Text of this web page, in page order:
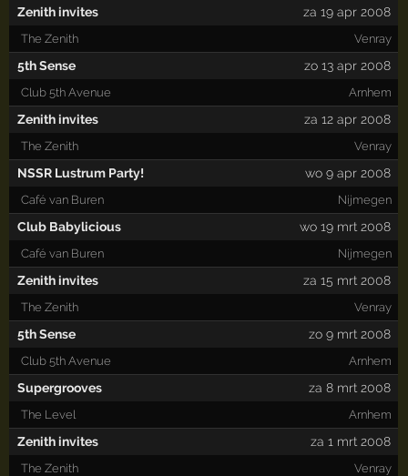
Zenith invites za 19 apr 2008
The Zenith Venray
5th Sense zo 13 apr 2008
Club 5th Avenue Arnhem
Zenith invites za 12 apr 2008
The Zenith Venray
NSSR Lustrum Party! wo 9 apr 2008
Café van Buren Nijmegen
Club Babylicious wo 19 mrt 2008
Café van Buren Nijmegen
Zenith invites za 15 mrt 2008
The Zenith Venray
5th Sense zo 9 mrt 2008
Club 5th Avenue Arnhem
Supergrooves za 8 mrt 2008
The Level Arnhem
Zenith invites za 1 mrt 2008
The Zenith Venray